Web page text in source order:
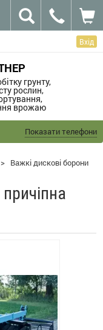
Вхід
грунту,
рослин,
врожаю
Показати телефони
> Важкі дискові борони